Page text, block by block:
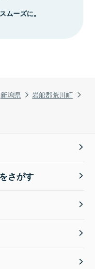
新潟県
岩船郡荒川町
ムーズに。
さがす